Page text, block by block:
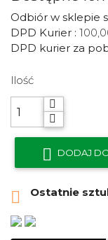
Odbiór w sklepie
DPD Kurier :
DPD kurier za
Ilość
 DODAJ
 Ostatnie